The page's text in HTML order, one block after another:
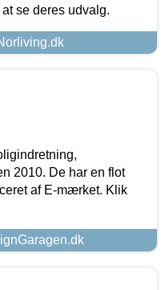
se deres udvalg.
2010. De har en flot
af E-mærket. Klik